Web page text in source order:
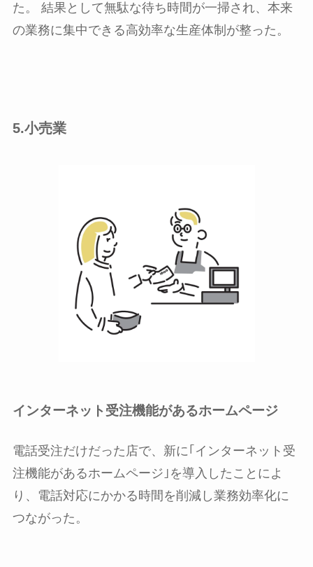
た。 結果として無駄な待ち時間が一掃され、本来
の業務に集中できる高効率な生産体制が整った。
5.小売業
インターネット受注機能があるホームページ
電話受注だけだった店で、新に｢インターネット受
注機能があるホームページ｣を導入したことによ
り、電話対応にかかる時間を削減し業務効率化に
つながった。